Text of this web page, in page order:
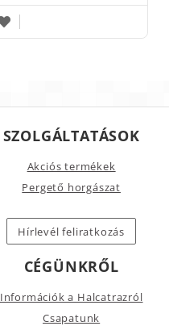
SZOLGÁLTATÁSOK
Akciós termékek
Pergető horgászat
Hírlevél feliratkozás
CÉGÜNKRŐL
Információk a Halcatrazról
Csapatunk